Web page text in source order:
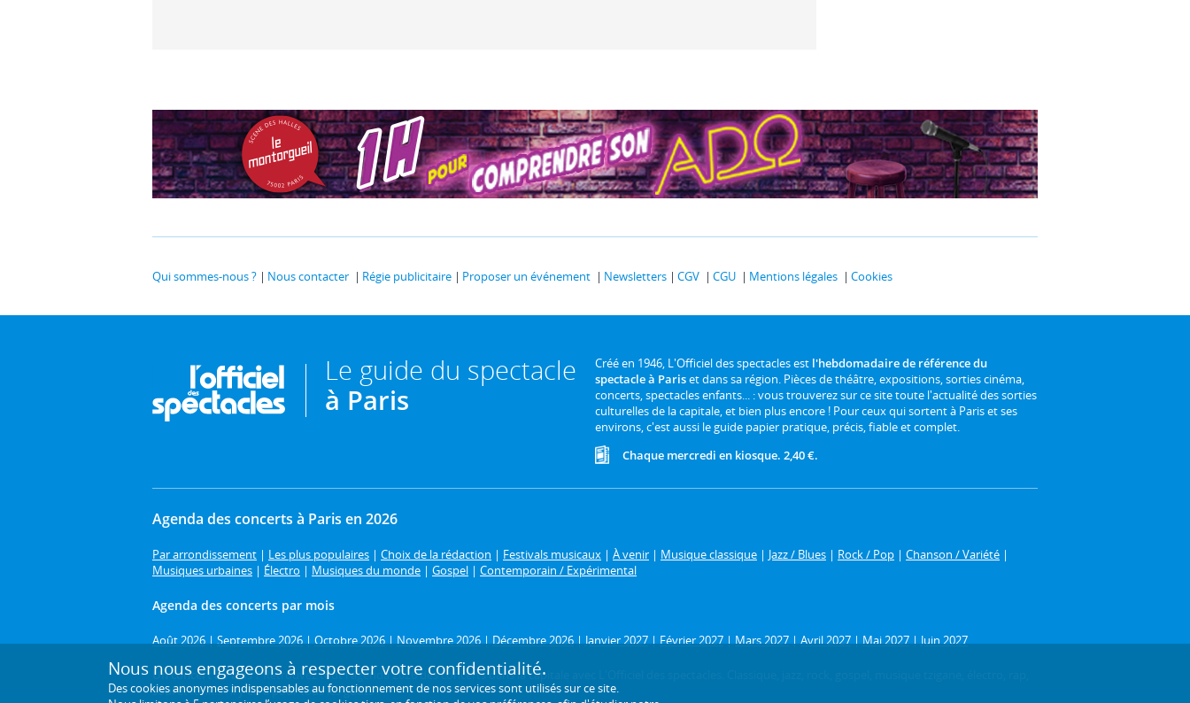
Qui sommes-nous ? Nous contacter Régie publicitaire Proposer un événement Newsletters CGV CGU Mentions légales Cookies
Le guide du spectacle
à Paris
Créé en 1946, L'Officiel des spectacles est l'hebdomadaire de référence du
spectacle à Pariset dans sa région. Pièces de théâtre, expositions, sorties cinéma,
concerts, spectacles enfants... : vous trouverez sur ce site toute l'actualité des sorties
culturelles de la capitale, et bien plus encore ! Pour ceux qui sortent à Paris et ses
environs, c'est aussi le guide papier pratique, précis, fiable et complet.
Chaque mercredi en kiosque. 2,40 €.
Agenda des concerts à Paris en 2026
Par arrondissement | Les plus populaires | Choix de la rédaction | Festivals musicaux | À venir | Musique classique | Jazz / Blues | Rock / Pop | Chanson / Variété |
Musiques urbaines | Électro | Musiques du monde | Gospel | Contemporain / Expérimental
Agenda des concerts par mois
Août 2026|Septembre 2026|Octobre 2026|Novembre 2026|Décembre 2026|Janvier 2027|Février 2027|Mars 2027|Avril 2027|Mai 2027|Juin 2027
Un concert à Paris ?Retrouvez tout l'agenda 2026 des concerts dans la capitale avec L'Officiel des spectacles. Classique, jazz, rock, gospel, musique tzigane, électro, rap,
soul et funk... : il y en a pour tous les goûts !
Nous nous engageons à respecter votre confidentialité.
Des cookies anonymes indispensables au fonctionnement de nos services sont utilisés sur ce site.